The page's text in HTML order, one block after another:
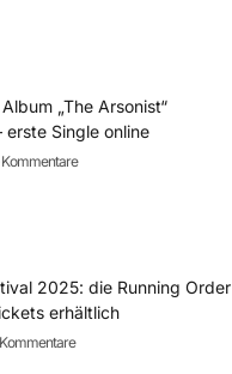
„The Arsonist“
erste Single online
2025: die Running Order
erhältlich